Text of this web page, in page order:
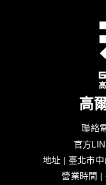
高
聯絡
官方
地址 | 臺北市
營業時間 |